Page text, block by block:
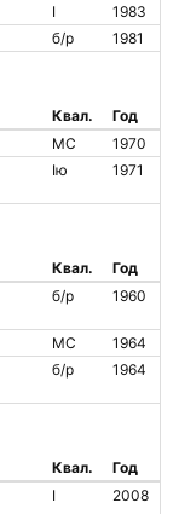
I
1983
б/р 1981
Квал.
Год
МС
1970
Iю 1971
Квал.
Год
б/р 1960
МС
1964
б/р 1964
Квал.
Год
I 2008